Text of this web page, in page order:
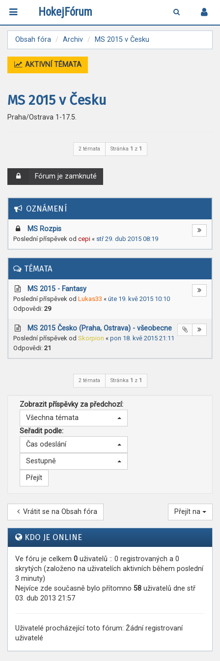
HokejFórum
Obsah fóra Archiv MS 2015 v Česku
AKTIVNÍ TÉMATA
MS 2015 v Česku
Praha/Ostrava 1-17.5.
2 témata Stránka 1 z 1
Fórum je zamknuté
OZNÁMENÍ
MS Rozpis
Poslední příspěvek od cepi « stř 29. dub 2015 08:19
TÉMATA
MS 2015 - Fantasy
Poslední příspěvek od Lukas33 « úte 19. kvě 2015 10:10
Odpovědi: 29
MS 2015 Česko (Praha, Ostrava) - všeobecne
Poslední příspěvek od Skorpion « pon 18. kvě 2015 21:11
Odpovědi: 21
2 témata Stránka 1 z 1
Zobrazit příspěvky za předchozí:
Všechna témata
Seřadit podle:
Čas odeslání
Sestupně
Vrátit se na Obsah fóra Přejít na
KDO JE ONLINE
Ve fóru je celkem 0 uživatelů :: 0 registrovaných a 0
skrytých (založeno na uživatelích aktivních během poslední
3 minuty)
Nejvíce zde současně bylo přítomno 58 uživatelů dne stř
03. dub 2013 21:57
Uživatelé procházející toto fórum: Žádní registrovaní
uživatelé